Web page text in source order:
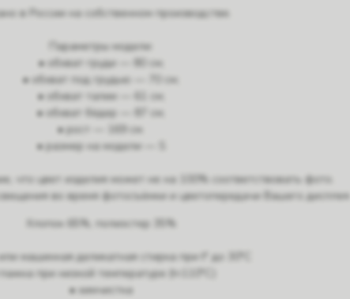
в России на собственном производстве.
Параметры модели:
• обхват груди — 80 см;
• обхват под грудью — 70 см;
• обхват талии — 61 см;
• обхват бёдер — 87 см;
• рост — 169 см.
• размер на модели — S
что цвет изделия может не на 100% соответствовать фото.
во время фотосъёмки и цветопередачи Вашего дисплея.
Хлопок 65%, полиэстер 35%
машинная деликатная стирка при t° до 30°C
при низкой температуре (t<110°C)
• химчистка